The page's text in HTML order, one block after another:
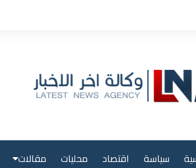
سياسة اقتصاد محليات مقالات